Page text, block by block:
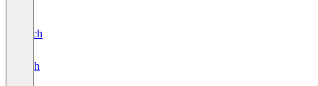
Deutsch
English